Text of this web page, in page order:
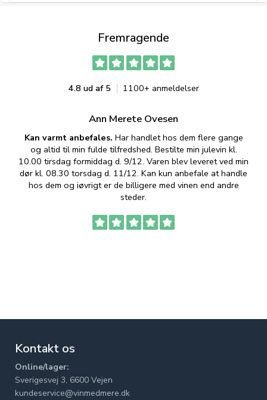
Fremragende
4.8 ud af 5 1100+ anmeldelser
Ann Merete Ovesen
Kan varmt anbefales. Har handlet hos dem flere gange
og altid til min fulde tilfredshed. Bestilte min julevin kl.
10.00 tirsdag formiddag d. 9/12. Varen blev leveret ved min
dør kl. 08.30 torsdag d. 11/12. Kan kun anbefale at handle
hos dem og iøvrigt er de billigere med vinen end andre
steder.
Kontakt os
Online/lager:
Sverigesvej 3, 6600 Vejen
kundeservice@vinmedmere.dk